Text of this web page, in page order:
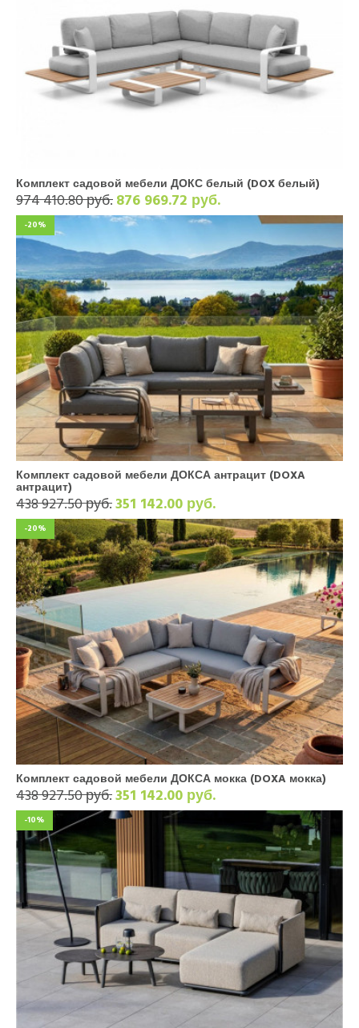
Комплект садовой мебели ДОКС белый (DOX белый)
974 410.80 руб.876 969.72 руб.
-20%
Комплект садовой мебели ДОКСА антрацит (DOXA
антрацит)
438 927.50 руб.351 142.00 руб.
-20%
Комплект садовой мебели ДОКСА мокка (DOXA мокка)
438 927.50 руб.351 142.00 руб.
-10%